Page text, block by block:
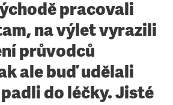
pracovali
na výlet vyrazili
průvodců
ale buď udělali
do léčky. Jisté